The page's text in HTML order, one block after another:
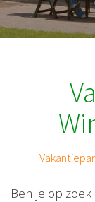
Ben je op